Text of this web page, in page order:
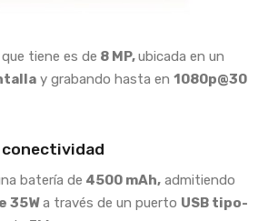
tiene es de 8 MP,ubicada en un
y grabando hasta en 1080p@30
batería de 4500 mAh, admitiendo
35Wa través de un puerto USB tipo-